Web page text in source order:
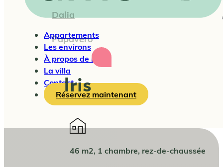
Dalia
Papavero
Iris
46 m2, 1 chambre, rez-de-chaussée
Appartements
Les environs
À propos de nous
La villa
Contact
Réservez maintenant